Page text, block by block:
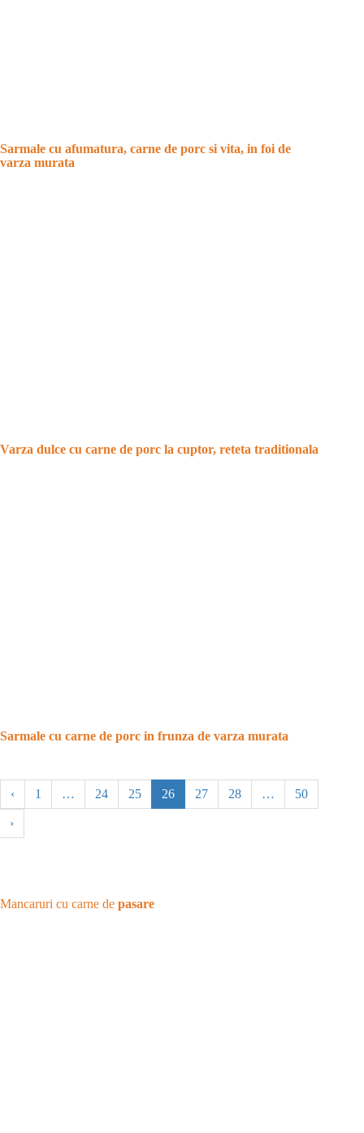
Sarmale cu afumatura, carne de porc si vita, in foi de
varza murata
Varza dulce cu carne de porc la cuptor, reteta traditionala
Sarmale cu carne de porc in frunza de varza murata
‹ 1 … 24 25 26 27 28 … 50
›
Mancaruri cu carne de pasare